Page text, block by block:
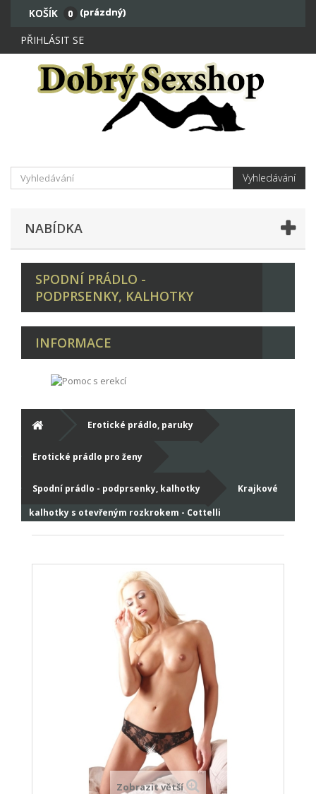
KOŠÍK 0 (prázdný)
PŘIHLÁSIT SE
Vyhledávání
NABÍDKA
SPODNÍ PRÁDLO -
PODPRSENKY, KALHOTKY
INFORMACE
Erotické prádlo, paruky
Erotické prádlo pro ženy
Spodní prádlo - podprsenky, kalhotky
Krajkové
kalhotky s otevřeným rozkrokem - Cottelli
Zobrazit větší